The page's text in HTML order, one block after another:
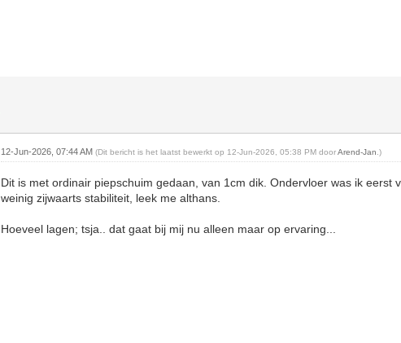
12-Jun-2026, 07:44 AM(Dit bericht is het laatst bewerkt op 12-Jun-2026, 05:38 PM doorArend-Jan .)
Dit is met ordinair piepschuim gedaan, van 1cm dik. Ondervloer was ik eerst
weinig zijwaarts stabiliteit, leek me althans.
Hoeveel lagen; tsja.. dat gaat bij mij nu alleen maar op ervaring...